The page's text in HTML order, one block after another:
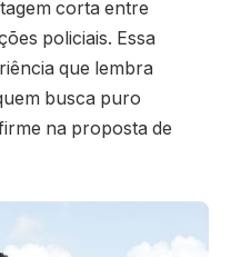
corta entre
policiais. Essa
que lembra
busca puro
na proposta de